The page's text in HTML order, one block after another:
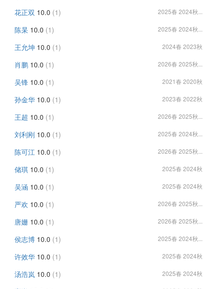
花正双 10.0 (1) 2025春 2024秋...
陈杲 10.0 (1) 2025春 2024秋...
王允坤 10.0 (1) 2024春 2023秋
肖鹏 10.0 (1) 2026春 2025秋...
吴锋 10.0 (1) 2021春 2020秋
孙金华 10.0 (1) 2023春 2022秋
王超 10.0 (1) 2026春 2025秋...
刘利刚 10.0 (1) 2025春 2024秋...
陈可江 10.0 (1) 2026春 2025秋...
储琪 10.0 (1) 2025春 2024秋
吴涵 10.0 (1) 2025春 2024秋
严欢 10.0 (1) 2026春 2025秋...
唐姗 10.0 (1) 2026春 2025秋...
侯志博 10.0 (1) 2025春 2024秋...
许效华 10.0 (1) 2025春 2024秋
汤浩岚 10.0 (1) 2025春 2024秋